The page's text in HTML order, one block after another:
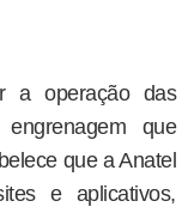
a operação das
que
que a Anatel
e aplicativos,